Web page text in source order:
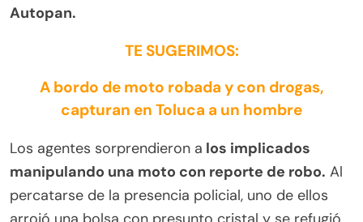
Autopan.
TE SUGERIMOS:
A bordo de moto robada y con drogas,
capturan en Toluca a un hombre
Los agentes sorprendieron a los implicados
manipulando una moto con reporte de robo. Al
percatarse de la presencia policial, uno de ellos